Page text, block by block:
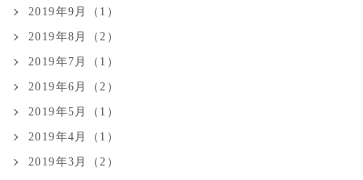
2019年9月（1）
2019年8月（2）
2019年7月（1）
2019年6月（2）
2019年5月（1）
2019年4月（1）
2019年3月（2）